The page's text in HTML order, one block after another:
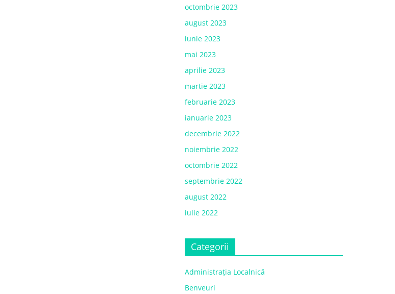
octombrie 2023
august 2023
iunie 2023
mai 2023
aprilie 2023
martie 2023
februarie 2023
ianuarie 2023
decembrie 2022
noiembrie 2022
octombrie 2022
septembrie 2022
august 2022
iulie 2022
Categorii
Administrația Localnică
Benveuri